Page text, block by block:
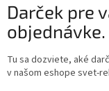
Darček pre
objednávke.
Tu sa dozviete, aké
v našom eshope svet-